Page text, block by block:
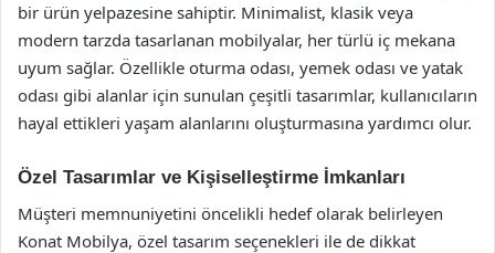
bir ürün yelpazesine sahiptir. Minimalist, klasik veya
modern tarzda tasarlanan mobilyalar, her türlü iç mekana
uyum sağlar. Özellikle oturma odası, yemek odası ve yatak
odası gibi alanlar için sunulan çeşitli tasarımlar, kullanıcıların
hayal ettikleri yaşam alanlarını oluşturmasına yardımcı olur.
Özel Tasarımlar ve Kişiselleştirme İmkanları
Müşteri memnuniyetini öncelikli hedef olarak belirleyen
Konat Mobilya, özel tasarım seçenekleri ile de dikkat